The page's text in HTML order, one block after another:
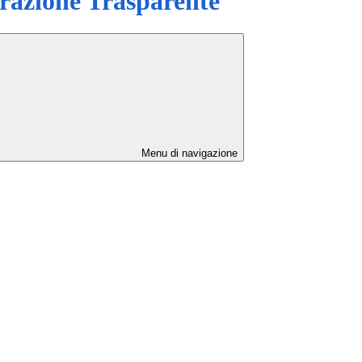
Menu di navigazione